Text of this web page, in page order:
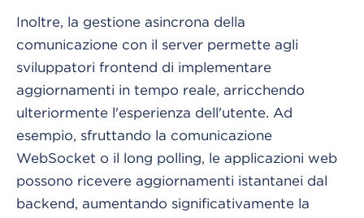
Inoltre, la gestione asincrona della
comunicazione con il server permette agli
sviluppatori frontend di implementare
aggiornamenti in tempo reale, arricchendo
ulteriormente l'esperienza dell'utente. Ad
esempio, sfruttando la comunicazione
WebSocket o il long polling, le applicazioni web
possono ricevere aggiornamenti istantanei dal
backend, aumentando significativamente la